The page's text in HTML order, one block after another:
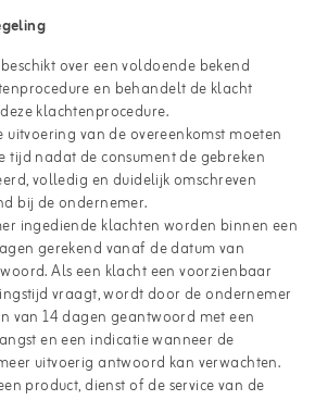
over een voldoende bekend
en behandelt de klacht
klachtenprocedure.
uitvoering van de overeenkomst moeten
tijd nadat de consument de gebreken
volledig en duidelijk omschreven
bij de ondernemer.
ingediende klachten worden binnen een
gerekend vanaf de datum van
Als een klacht een voorzienbaar
vraagt, wordt door de ondernemer
van 14 dagen geantwoord met een
en een indicatie wanneer de
uitvoerig antwoord kan verwachten.
product, dienst of de service van de